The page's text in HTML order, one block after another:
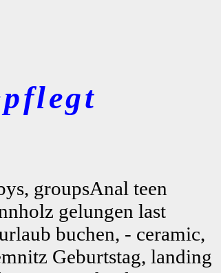
groupsAnal teen
gelungen last
buchen, - ceramic,
Geburtstag, landing